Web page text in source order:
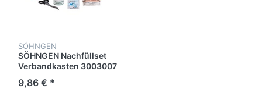
SÖHNGEN
SÖHNGEN Nachfüllset
Verbandkasten 3003007
DIN13164
9,86 € *